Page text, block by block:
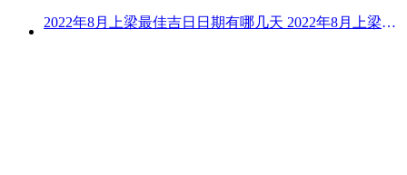
2022年8月上梁最佳吉日日期有哪几天 2022年8月上梁的黄道吉日